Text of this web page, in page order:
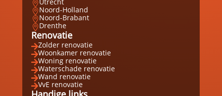

Noord-Holland
Noord-Brabant
Drenthe
Renovatie
Zolder renovatie
Woonkamer renovatie
Woning renovatie
Waterschade renovatie
Wand renovatie
VvE renovatie